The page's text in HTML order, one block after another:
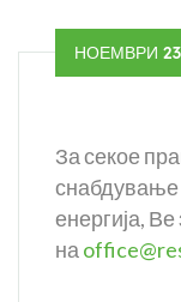
НОЕМВРИ
За секое
снабдување
енергија,
на